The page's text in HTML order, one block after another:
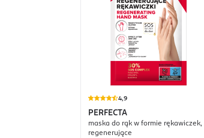
4,9
PERFECTA
maska do rąk w formie rękawiczek,
regenerujące